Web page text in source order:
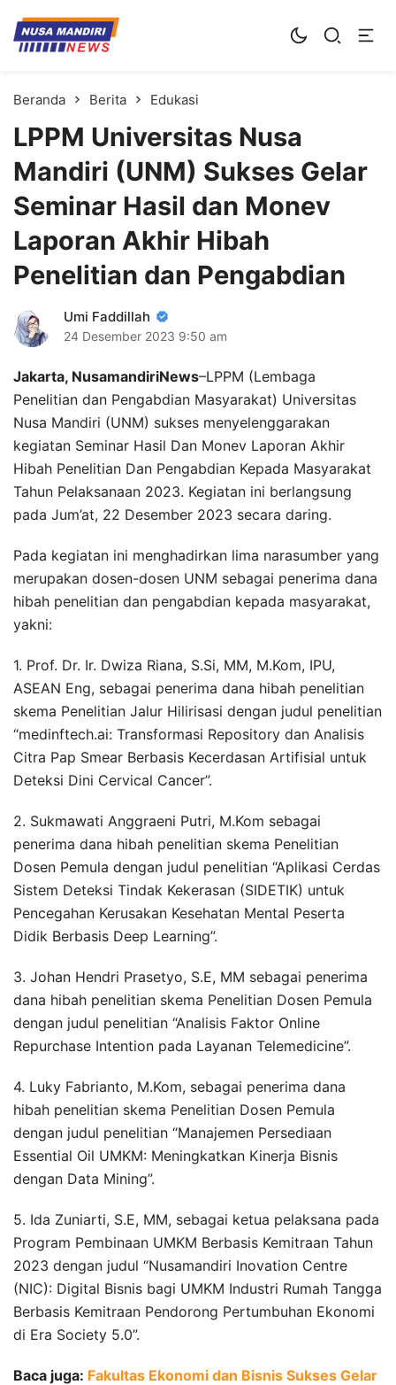
Kampus Digital Bisnis
Universitas Nusa Mandiri
Beranda Berita Edukasi
LPPM Universitas Nusa
Mandiri (UNM) Sukses Gelar
Seminar Hasil dan Monev
Laporan Akhir Hibah
Penelitian dan Pengabdian
Umi Faddillah
24 Desember 2023 9:50 am
Jakarta, NusamandiriNews–LPPM (Lembaga
Penelitian dan Pengabdian Masyarakat) Universitas
Nusa Mandiri (UNM) sukses menyelenggarakan
kegiatan Seminar Hasil Dan Monev Laporan Akhir
Hibah Penelitian Dan Pengabdian Kepada Masyarakat
Tahun Pelaksanaan 2023. Kegiatan ini berlangsung
pada Jum’at, 22 Desember 2023 secara daring.
Pada kegiatan ini menghadirkan lima narasumber yang
merupakan dosen-dosen UNM sebagai penerima dana
hibah penelitian dan pengabdian kepada masyarakat,
yakni:
1. Prof. Dr. Ir. Dwiza Riana, S.Si, MM, M.Kom, IPU,
ASEAN Eng, sebagai penerima dana hibah penelitian
skema Penelitian Jalur Hilirisasi dengan judul penelitian
“medinftech.ai: Transformasi Repository dan Analisis
Citra Pap Smear Berbasis Kecerdasan Artifisial untuk
Deteksi Dini Cervical Cancer”.
2. Sukmawati Anggraeni Putri, M.Kom sebagai
penerima dana hibah penelitian skema Penelitian
Dosen Pemula dengan judul penelitian “Aplikasi Cerdas
Sistem Deteksi Tindak Kekerasan (SIDETIK) untuk
Pencegahan Kerusakan Kesehatan Mental Peserta
Didik Berbasis Deep Learning”.
3. Johan Hendri Prasetyo, S.E, MM sebagai penerima
dana hibah penelitian skema Penelitian Dosen Pemula
dengan judul penelitian “Analisis Faktor Online
Repurchase Intention pada Layanan Telemedicine”.
4. Luky Fabrianto, M.Kom, sebagai penerima dana
hibah penelitian skema Penelitian Dosen Pemula
dengan judul penelitian “Manajemen Persediaan
Essential Oil UMKM: Meningkatkan Kinerja Bisnis
dengan Data Mining”.
5. Ida Zuniarti, S.E, MM, sebagai ketua pelaksana pada
Program Pembinaan UMKM Berbasis Kemitraan Tahun
2023 dengan judul “Nusamandiri Inovation Centre
(NIC): Digital Bisnis bagi UMKM Industri Rumah Tangga
Berbasis Kemitraan Pendorong Pertumbuhan Ekonomi
di Era Society 5.0”.
Baca juga: Fakultas Ekonomi dan Bisnis Sukses Gelar